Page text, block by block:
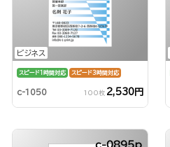
ビジネス
スピード1時間対応 スピード3時間対応
c-1050 100枚 2,530円